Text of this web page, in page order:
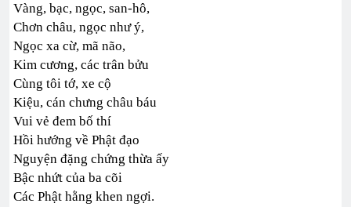
Vàng, bạc, ngọc, san-hô,
Chơn châu, ngọc như ý,
Ngọc xa cừ, mã não,
Kim cương, các trân bửu
Cùng tôi tớ, xe cộ
Kiệu, cán chưng châu báu
Vui vẻ đem bố thí
Hồi hướng về Phật đạo
Nguyện đặng chứng thừa ấy
Bậc nhứt của ba cõi
Các Phật hằng khen ngợi.